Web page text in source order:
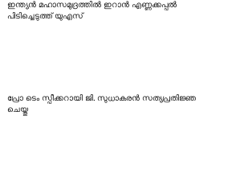
ഇന്ത്യൻ മഹാസമുദ്രത്തിൽ ഇറാൻ എണ്ണക്കപ്പൽ
പിടിച്ചെടുത്ത് യുഎസ്
പ്രോ ടെം സ്പീക്കറായി ജി. സുധാകരൻ സത്യപ്രതിജ്ഞ
ചെയ്തു